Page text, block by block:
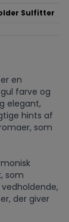
Sulfitter
en
farve og
elegant,
hints af
som
som
der giver